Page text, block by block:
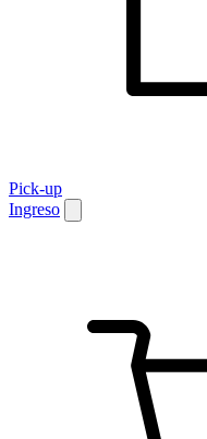
Pick-up
Ingreso